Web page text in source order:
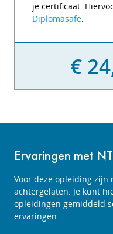
je certificaat.
Diplomasafe.
€
Ervaringen met
Voor deze opleiding zijn
achtergelaten. Je kunt
opleidingen gemiddeld
ervaringen.